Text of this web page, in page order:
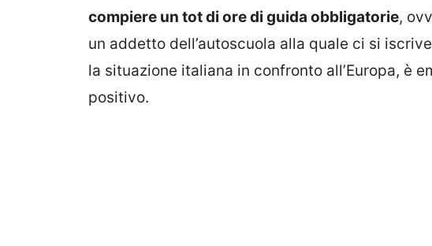
compiere un tot di ore di guida obbligatorie,
un addetto dell’autoscuola alla quale ci si
la situazione italiana in confronto all’Europa, è
positivo.